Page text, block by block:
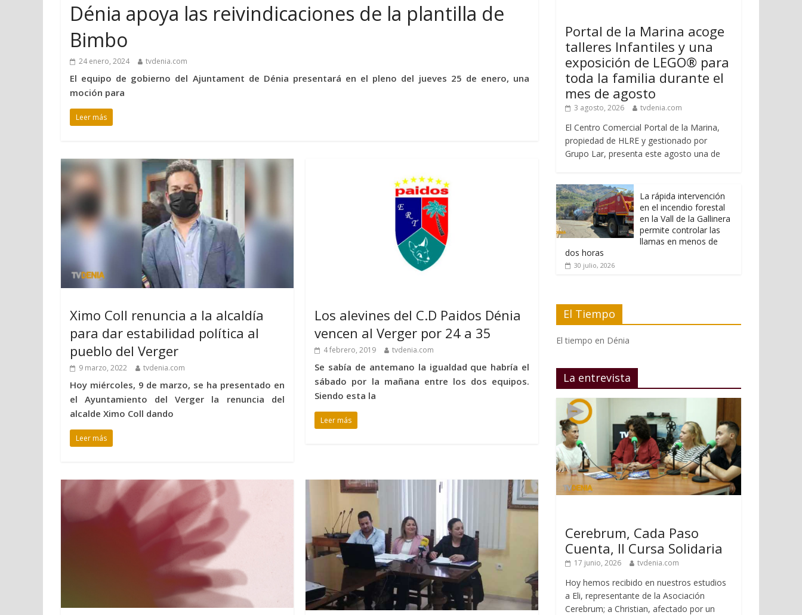
Dénia apoya las reivindicaciones de la plantilla de
Bimbo
24 enero, 2024 tvdenia.com
El equipo de gobierno del Ajuntament de Dénia presentará en el pleno del jueves 25 de enero, una
moción para
Leer más
Ximo Coll renuncia a la alcaldía
para dar estabilidad política al
pueblo del Verger
9 marzo, 2022 tvdenia.com
Hoy miércoles, 9 de marzo, se ha presentado en
el Ayuntamiento del Verger la renuncia del
alcalde Ximo Coll dando
Leer más
Los alevines del C.D Paidos Dénia
vencen al Verger por 24 a 35
4 febrero, 2019 tvdenia.com
Se sabía de antemano la igualdad que habría el
sábado por la mañana entre los dos equipos.
Siendo esta la
Leer más
Portal de la Marina acoge
talleres Infantiles y una
exposición de LEGO® para
toda la familia durante el
mes de agosto
3 agosto, 2026 tvdenia.com
El Centro Comercial Portal de la Marina,
propiedad de HLRE y gestionado por
Grupo Lar, presenta este agosto una de
La rápida intervención
en el incendio forestal
en la Vall de la Gallinera
permite controlar las
llamas en menos de
dos horas
30 julio, 2026
El Tiempo
El tiempo en Dénia
La entrevista
Cerebrum, Cada Paso
Cuenta, II Cursa Solidaria
17 junio, 2026 tvdenia.com
Hoy hemos recibido en nuestros estudios
a Eli, representante de la Asociación
Cerebrum; a Christian, afectado por un